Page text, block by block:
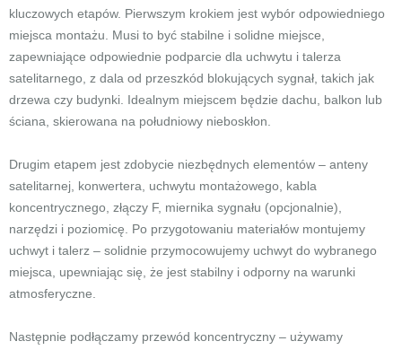
kluczowych etapów. Pierwszym krokiem jest wybór odpowiedniego
miejsca montażu. Musi to być stabilne i solidne miejsce,
zapewniające odpowiednie podparcie dla uchwytu i talerza
satelitarnego, z dala od przeszkód blokujących sygnał, takich jak
drzewa czy budynki. Idealnym miejscem będzie dachu, balkon lub
ściana, skierowana na południowy nieboskłon.
Drugim etapem jest zdobycie niezbędnych elementów – anteny
satelitarnej, konwertera, uchwytu montażowego, kabla
koncentrycznego, złączy F, miernika sygnału (opcjonalnie),
narzędzi i poziomicę. Po przygotowaniu materiałów montujemy
uchwyt i talerz – solidnie przymocowujemy uchwyt do wybranego
miejsca, upewniając się, że jest stabilny i odporny na warunki
atmosferyczne.
Następnie podłączamy przewód koncentryczny – używamy